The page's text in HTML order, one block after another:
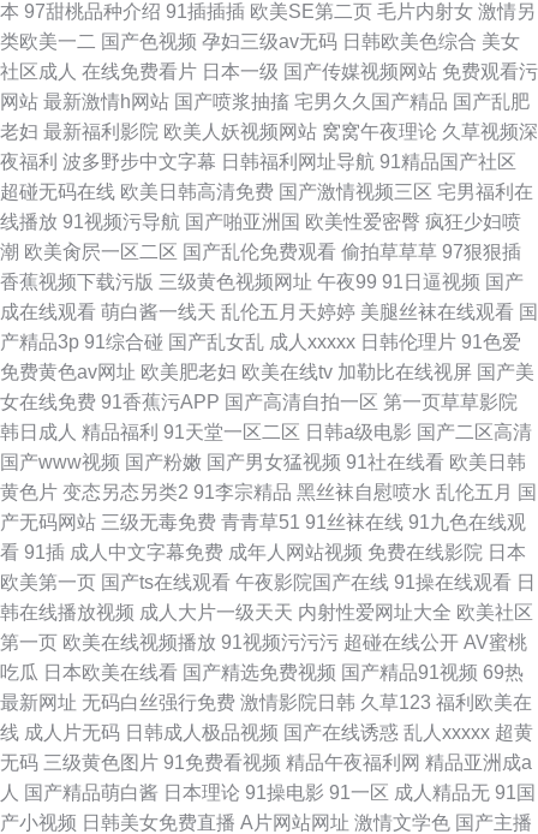
本 97甜桃品种介绍 91插插插 欧美SE第二页 毛片内射女 激情另
类欧美一二 国产色视频 孕妇三级av无码 日韩欧美色综合 美女
社区成人 在线免费看片 日本一级 国产传媒视频网站 免费观看污
网站 最新激情h网站 国产喷浆抽搐 宅男久久国产精品 国产乱肥
老妇 最新福利影院 欧美人妖视频网站 窝窝午夜理论 久草视频深
夜福利 波多野步中文字幕 日韩福利网址导航 91精品国产社区
超碰无码在线 欧美日韩高清免费 国产激情视频三区 宅男福利在
线播放 91视频污导航 国产啪亚洲国 欧美性爱密臀 疯狂少妇喷
潮 欧美肏屄一区二区 国产乱伦免费观看 偷拍草草草 97狠狠插
香蕉视频下载污版 三级黄色视频网址 午夜99 91日逼视频 国产
成在线观看 萌白酱一线天 乱伦五月天婷婷 美腿丝袜在线观看 国
产精品3p 91综合碰 国产乱女乱 成人xxxxx 日韩伦理片 91色爱
免费黄色av网址 欧美肥老妇 欧美在线tv 加勒比在线视屏 国产美
女在线免费 91香蕉污APP 国产高清自拍一区 第一页草草影院
韩日成人 精品福利 91天堂一区二区 日韩a级电影 国产二区高清
国产www视频 国产粉嫩 国产男女猛视频 91社在线看 欧美日韩
黄色片 变态另态另类2 91李宗精品 黑丝袜自慰喷水 乱伦五月 国
产无码网站 三级无毒免费 青青草51 91丝袜在线 91九色在线观
看 91插 成人中文字幕免费 成年人网站视频 免费在线影院 日本
欧美第一页 国产ts在线观看 午夜影院国产在线 91操在线观看 日
韩在线播放视频 成人大片一级天天 内射性爱网址大全 欧美社区
第一页 欧美在线视频播放 91视频污污污 超碰在线公开 AV蜜桃
吃瓜 日本欧美在线看 国产精选免费视频 国产精品91视频 69热
最新网址 无码白丝强行免费 激情影院日韩 久草123 福利欧美在
线 成人片无码 日韩成人极品视频 国产在线诱惑 乱人xxxxx 超黄
无码 三级黄色图片 91免费看视频 精品午夜福利网 精品亚洲成a
人 国产精品萌白酱 日本理论 91操电影 91一区 成人精品无 91国
产小视频 日韩美女免费直播 A片网站网址 激情文学色 国产主播